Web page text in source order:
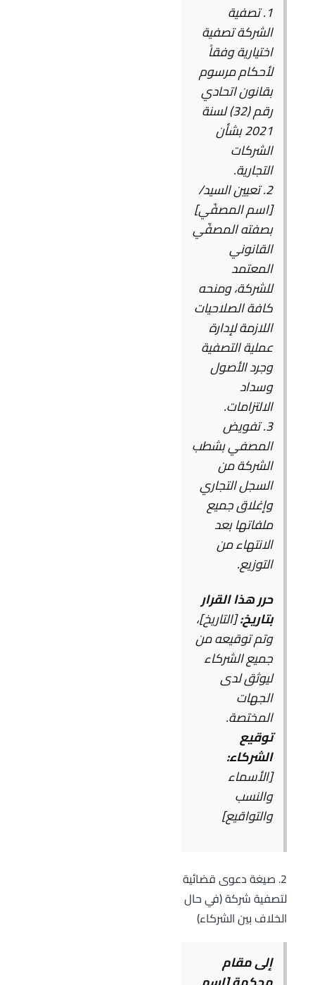
1. تصفية
الشركة تصفية
اختيارية وفقاً
لأحكام مرسوم
بقانون اتحادي
رقم (32) لسنة
2021 بشأن
الشركات
التجارية.
2. تعيين السيد/
[اسم المصفّي]
بصفته المصفّي
القانوني
المعتمد
للشركة، ومنحه
كافة الصلاحيات
اللازمة لإدارة
عملية التصفية
وجرد الأصول
وسداد
الالتزامات.
3. تفويض
المصفي بشطب
الشركة من
السجل التجاري
وإغلاق جميع
ملفاتها بعد
الانتهاء من
التوزيع.
حرر هذا القرار
بتاريخ:[التاريخ]،
وتم توقيعه من
جميع الشركاء
ليوثق لدى
الجهات
المختصة.
توقيع
الشركاء:
[الأسماء
والنسب
والتواقيع]
2. صيغة دعوى قضائية
لتصفية شركة (في حال
الخلاف بين الشركاء)
إلى مقام